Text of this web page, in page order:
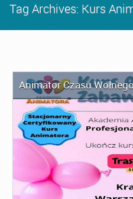
Tag Archives: Kurs
Animator Czasu